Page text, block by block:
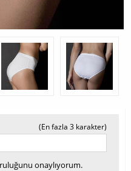
(En fazla 3 karakter)
onaylıyorum.